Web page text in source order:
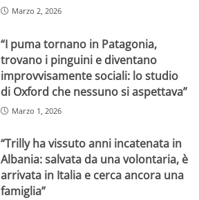
Marzo 2, 2026
“I puma tornano in Patagonia,
trovano i pinguini e diventano
improvvisamente sociali: lo studio
di Oxford che nessuno si aspettava”
Marzo 1, 2026
“Trilly ha vissuto anni incatenata in
Albania: salvata da una volontaria, è
arrivata in Italia e cerca ancora una
famiglia”